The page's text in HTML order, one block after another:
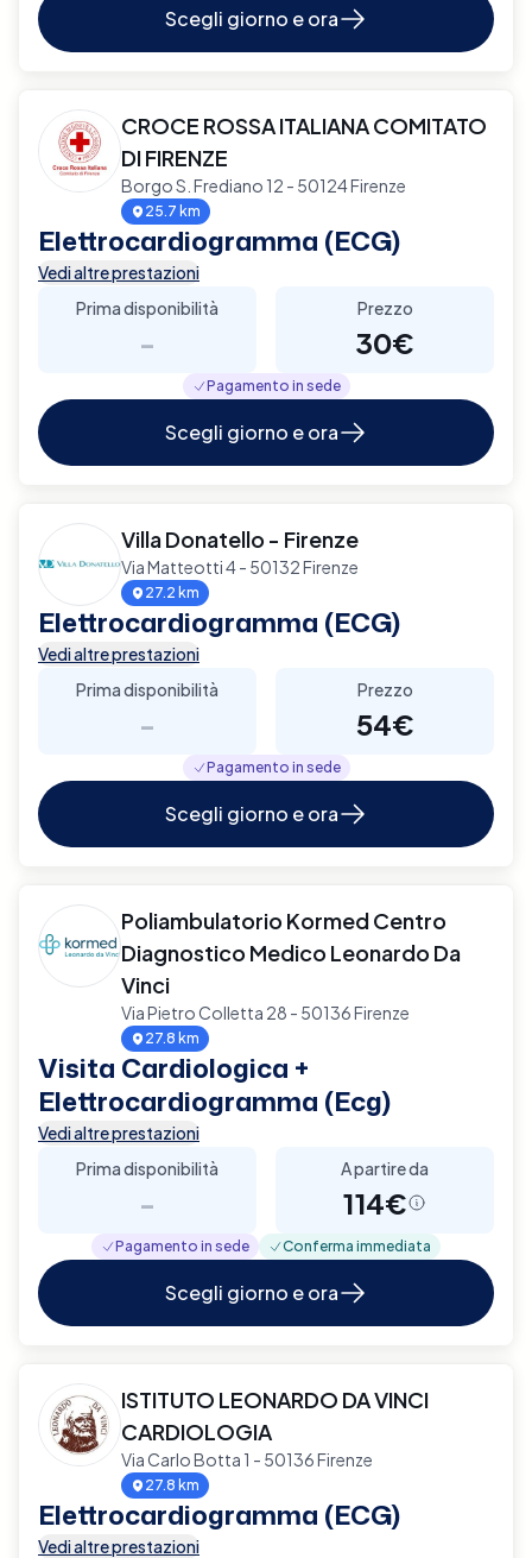
Scegli giorno e ora
CROCE ROSSA ITALIANA COMITATO
DI FIRENZE
Borgo S. Frediano 12 - 50124 Firenze
25.7 km
Elettrocardiogramma (ECG)
Vedi altre prestazioni
Prima disponibilità
-
Prezzo
30€
Pagamento in sede
Scegli giorno e ora
Villa Donatello - Firenze
Via Matteotti 4 - 50132 Firenze
27.2 km
Elettrocardiogramma (ECG)
Vedi altre prestazioni
Prima disponibilità
-
Prezzo
54€
Pagamento in sede
Scegli giorno e ora
Poliambulatorio Kormed Centro
Diagnostico Medico Leonardo Da
Vinci
Via Pietro Colletta 28 - 50136 Firenze
27.8 km
Visita Cardiologica +
Elettrocardiogramma (Ecg)
Vedi altre prestazioni
Prima disponibilità
-
A partire da
114€
Pagamento in sede Conferma immediata
Scegli giorno e ora
ISTITUTO LEONARDO DA VINCI
CARDIOLOGIA
Via Carlo Botta 1 - 50136 Firenze
27.8 km
Elettrocardiogramma (ECG)
Vedi altre prestazioni